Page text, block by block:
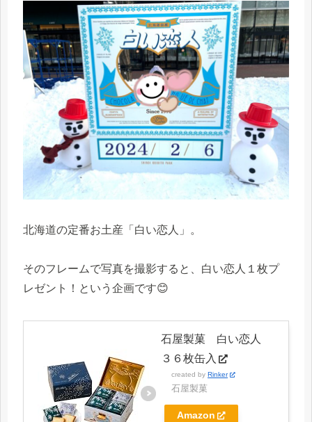
北海道の定番お土産「白い恋人」。
そのフレームで写真を撮影すると、白い恋人１枚プ
レゼント！という企画です😊
石屋製菓 白い恋人
３６枚缶入
created by Rinker
石屋製菓
Amazon